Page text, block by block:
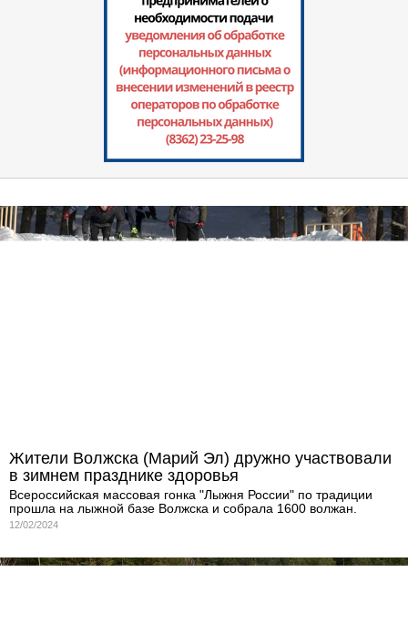
Жители Волжска (Марий Эл) дружно участвовали
в зимнем празднике здоровья
Всероссийская массовая гонка "Лыжня России" по традиции
прошла на лыжной базе Волжска и собрала 1600 волжан.
12/02/2024